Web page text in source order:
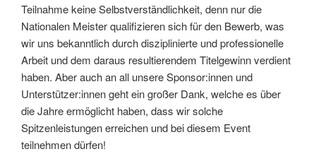
Teilnahme keine Selbstverständlichkeit, denn nur die
Nationalen Meister qualifizieren sich für den Bewerb, was
wir uns bekanntlich durch disziplinierte und professionelle
Arbeit und dem daraus resultierendem Titelgewinn verdient
haben. Aber auch an all unsere Sponsor:innen und
Unterstützer:innen geht ein großer Dank, welche es über
die Jahre ermöglicht haben, dass wir solche
Spitzenleistungen erreichen und bei diesem Event
teilnehmen dürfen!